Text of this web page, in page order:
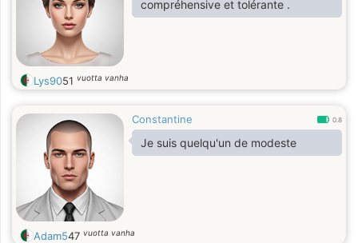
compréhensive et tolérante .
Lys9051 vuotta vanha
Constantine 0.8
Je suis quelqu'un de modeste
Adam547 vuotta vanha